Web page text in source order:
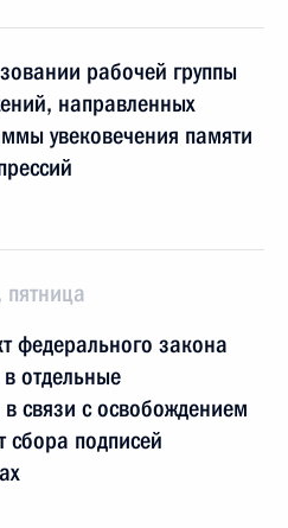
рабочей группы
направленных
увековечения памяти
федерального закона
отдельные
связи с освобождением
сбора подписей